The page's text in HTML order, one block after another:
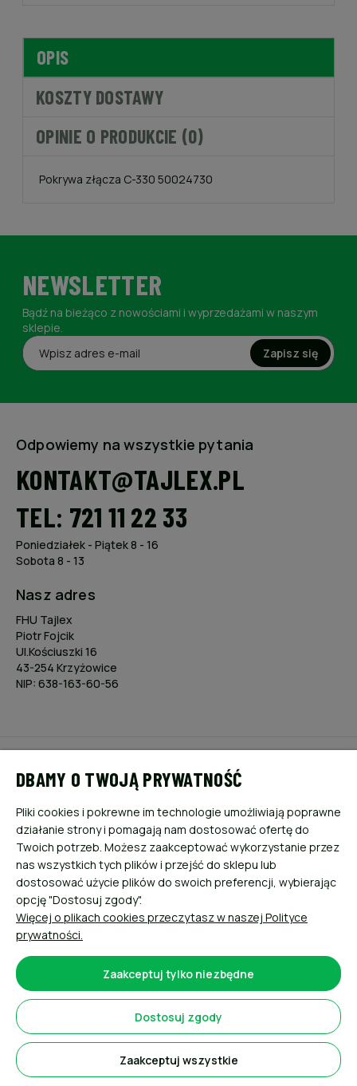
OPIS
KOSZTY DOSTAWY
OPINIE O PRODUKCIE (0)
Pokrywa złącza C-330 50024730
NEWSLETTER
Bądź na bieżąco z nowościami i wyprzedażami w naszym
sklepie.
Zapisz się
Odpowiemy na wszystkie pytania
KONTAKT@TAJLEX.PL
TEL: 721 11 22 33
Poniedziałek - Piątek 8 - 16
Sobota 8 - 13
Nasz adres
FHU Tajlex
Piotr Fojcik
Ul.Kościuszki 16
43-254 Krzyżowice
NIP: 638-163-60-56
PŁATNOŚCI I DOSTAWA
INFORMACJE
O NAS
Pokaż pełną wersję strony
DBAMY O TWOJĄ PRYWATNOŚĆ
Pliki cookies i pokrewne im technologie umożliwiają poprawne
działanie strony i pomagają nam dostosować ofertę do
Twoich potrzeb. Możesz zaakceptować wykorzystanie przez
nas wszystkich tych plików i przejść do sklepu lub
dostosować użycie plików do swoich preferencji, wybierając
opcję "Dostosuj zgody".
Więcej o plikach cookies przeczytasz w naszej Polityce
prywatności.
Zaakceptuj tylko niezbędne
Dostosuj zgody
Zaakceptuj wszystkie